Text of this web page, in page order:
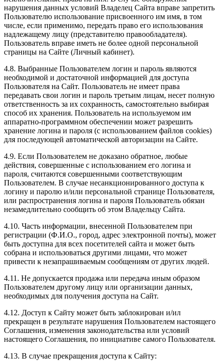
нарушения данных условий Владелец Сайта вправе запретить
Пользователю использование присвоенного им имя, в том
числе, если применимо, передать право его использования
надлежащему лицу (представителю правообладателя).
Пользователь вправе иметь не более одной персональной
страницы на Сайте (Личный кабинет).
4.8. Выбранные Пользователем логин и пароль являются
необходимой и достаточной информацией для доступа
Пользователя на Сайт. Пользователь не имеет права
передавать свои логин и пароль третьим лицам, несет полную
ответственность за их сохранность, самостоятельно выбирая
способ их хранения. Пользователь на используемом им
аппаратно-программном обеспечении может разрешить
хранение логина и пароля (с использованием файлов cookies)
для последующей автоматической авторизации на Сайте.
4.9. Если Пользователем не доказано обратное, любые
действия, совершенные с использованием его логина и
пароля, считаются совершенными соответствующим
Пользователем. В случае несанкционированного доступа к
логину и паролю и/или персональной странице Пользователя,
или распространения логина и пароля Пользователь обязан
незамедлительно сообщить об этом Владельцу Сайта.
4.10. Часть информации, внесенной Пользователем при
регистрации (Ф.И.О., город, адрес электронной почты), может
быть доступна для всех посетителей сайта и может быть
собрана и использоваться другими лицами, что может
привести к незапрашиваемым сообщениям от других людей.
4.11. Не допускается продажа или передача иным образом
Пользователем другому лицу или организации данных,
необходимых для получения доступа на Сайт.
4.12. Доступ к Сайту может быть заблокирован и/ил
прекращен в результате нарушения Пользователем настоящего
Соглашения, изменения законодательства или условий
настоящего Соглашения, по инициативе самого Пользователя.
4.13. В случае прекращения доступа к Сайту: